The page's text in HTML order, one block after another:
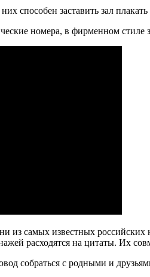
способен заставить зал
номера, в фирменном стиле
из самых известных
расходятся на цитаты. Их
собраться с родными и